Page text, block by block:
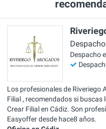
Despacho
Los profesionales de Riveriego
Filial , recomendados si
Crear Filial en Cádiz. Son
Easyoffer desde hace8 años.